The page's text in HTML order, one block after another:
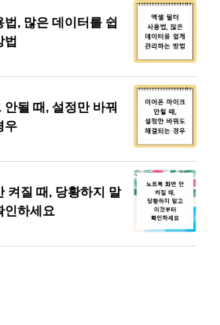
법, 많은 데이터를 쉽
법
안될 때, 설정만 바꿔
우
켜질 때, 당황하지 말
인하세요